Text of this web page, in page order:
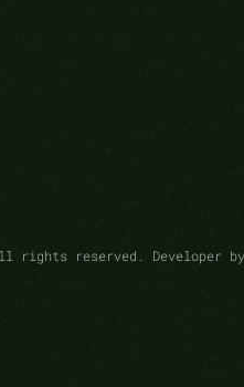
rights reserved. Developer by